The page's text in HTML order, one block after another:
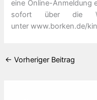
eine Online-Anmeldung
sofort über die
unter www.borken.de/
← Vorheriger Beitrag